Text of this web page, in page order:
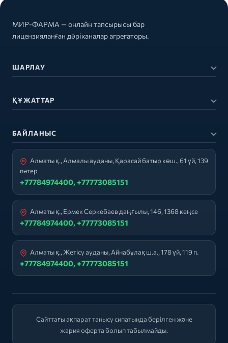
МИР-ФАРМА — онлайн тапсырысы бар
лицензияланған дәріханалар агрегаторы.
ШАРЛАУ
ҚҰЖАТТАР
БАЙЛАНЫС
Алматы қ., Алмалы ауданы, Қарасай батыр көш., 61 үй, 139
пәтер
+77784974400, +77773085151
Алматы қ., Ермек Серкебаев даңғылы, 146, 1368 кеңсе
+77784974400, +77773085151
Алматы қ., Жетісу ауданы, Айнабұлақ ш.а., 178 үй, 119 п.
+77784974400, +77773085151
Сайттағы ақпарат танысу сипатында берілген және
жария оферта болып табылмайды.